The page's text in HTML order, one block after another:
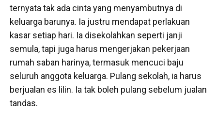
ternyata tak ada cinta yang menyambutnya di
keluarga barunya. Ia justru mendapat perlakuan
kasar setiap hari. Ia disekolahkan seperti janji
semula, tapi juga harus mengerjakan pekerjaan
rumah saban harinya, termasuk mencuci baju
seluruh anggota keluarga. Pulang sekolah, ia harus
berjualan es lilin. Ia tak boleh pulang sebelum jualan
tandas.